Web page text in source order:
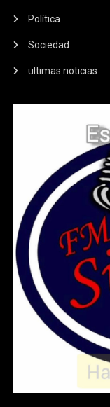
Política
Sociedad
ultimas noticias